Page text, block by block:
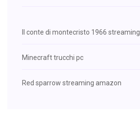
Il conte di montecristo 1966 streaming
Minecraft trucchi pc
Red sparrow streaming amazon